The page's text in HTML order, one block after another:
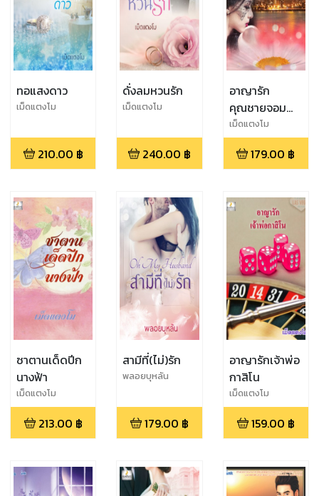
ทอแสงดาว
เม็ดแตงโม
210.00 ฿
ดั่งลมหวนรัก
เม็ดแตงโม
240.00 ฿
อาญารัก
คุณชายจอม
เถื่อน
เม็ดแตงโม
179.00 ฿
ซาตานเด็ดปีก
นางฟ้า
เม็ดแตงโม
213.00 ฿
สามีที่(ไม่)รัก
พลอยบุหลัน
179.00 ฿
อาญารักเจ้าพ่อ
กาสิโน
เม็ดแตงโม
159.00 ฿